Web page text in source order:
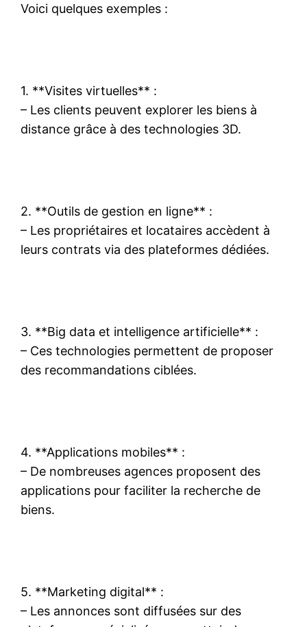
Voici quelques exemples :
1. **Visites virtuelles** :
– Les clients peuvent explorer les biens à
distance grâce à des technologies 3D.
2. **Outils de gestion en ligne** :
– Les propriétaires et locataires accèdent à
leurs contrats via des plateformes dédiées.
3. **Big data et intelligence artificielle** :
– Ces technologies permettent de proposer
des recommandations ciblées.
4. **Applications mobiles** :
– De nombreuses agences proposent des
applications pour faciliter la recherche de
biens.
5. **Marketing digital** :
– Les annonces sont diffusées sur des